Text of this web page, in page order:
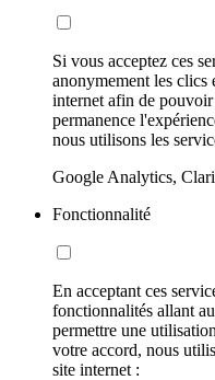
Si vous acceptez ces
anonymement les clics
internet afin de
permanence
nous utilisons les
Google Analytics,
Fonctionnalité
En acceptant ces
fonctionnalités allant
permettre une
votre accord, nous
site internet :